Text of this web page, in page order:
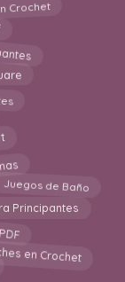
Crochet
Juegos de Baño
Principantes
en Crochet